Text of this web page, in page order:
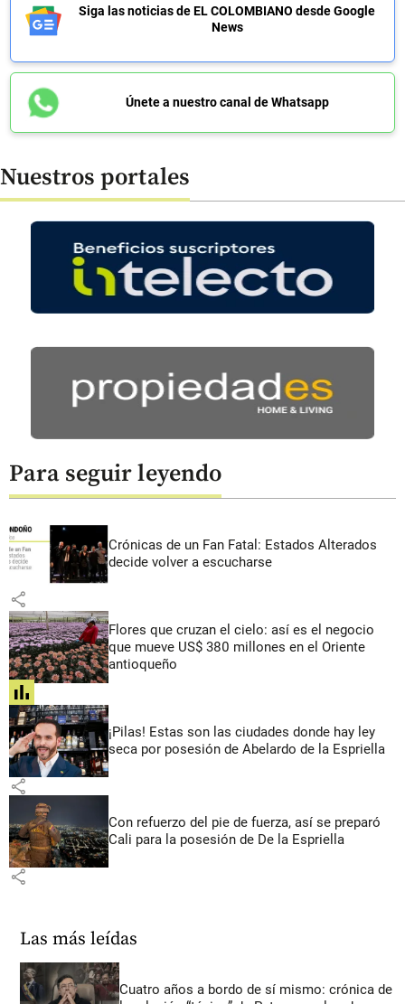
Siga las noticias de EL COLOMBIANO desde Google
News
Únete a nuestro canal de Whatsapp
Nuestros portales
Para seguir leyendo
Crónicas de un Fan Fatal: Estados Alterados
decide volver a escucharse
share
Flores que cruzan el cielo: así es el negocio
que mueve US$ 380 millones en el Oriente
antioqueño
share
¡Pilas! Estas son las ciudades donde hay ley
seca por posesión de Abelardo de la Espriella
share
Con refuerzo del pie de fuerza, así se preparó
Cali para la posesión de De la Espriella
share
Las más leídas
Cuatro años a bordo de sí mismo: crónica de